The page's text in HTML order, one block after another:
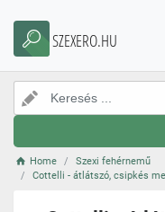
SZEXERO.HU
Home
Szexi fehérnemű
Cottelli - átlátszó, csipkés